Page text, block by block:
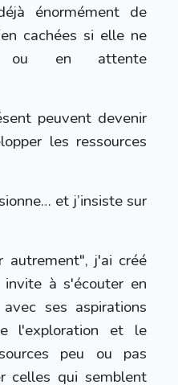
énormément de
cachées si elle ne
en attente
peuvent devenir
les ressources
et j’insiste sur
autrement", j'ai créé
invite à s'écouter en
ses aspirations
l'exploration et le
peu ou pas
celles qui semblent